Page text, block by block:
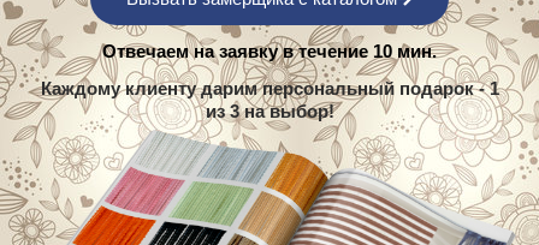
Отвечаем на заявку в течение 10 мин.
Каждому клиенту дарим персональный подарок - 1
из 3 на выбор!